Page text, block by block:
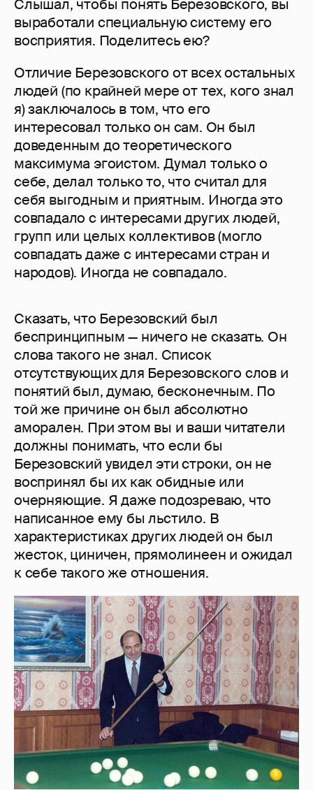
Слышал, чтобы понять Березовского, вы
выработали специальную систему его
восприятия. Поделитесь ею?
Отличие Березовского от всех остальных
людей (по крайней мере от тех, кого знал
я) заключалось в том, что его
интересовал только он сам. Он был
доведенным до теоретического
максимума эгоистом. Думал только о
себе, делал только то, что считал для
себя выгодным и приятным. Иногда это
совпадало с интересами других людей,
групп или целых коллективов (могло
совпадать даже с интересами стран и
народов). Иногда не совпадало.
Сказать, что Березовский был
беспринципным — ничего не сказать. Он
слова такого не знал. Список
отсутствующих для Березовского слов и
понятий был, думаю, бесконечным. По
той же причине он был абсолютно
аморален. При этом вы и ваши читатели
должны понимать, что если бы
Березовский увидел эти строки, он не
воспринял бы их как обидные или
очерняющие. Я даже подозреваю, что
написанное ему бы льстило. В
характеристиках других людей он был
жесток, циничен, прямолинеен и ожидал
к себе такого же отношения.